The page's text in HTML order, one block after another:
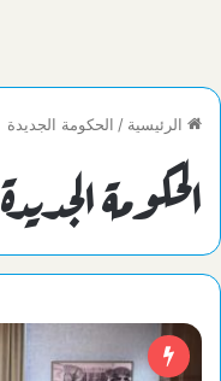
الرئيسية / الحكومة الجديدة
الحكومة الجديدة